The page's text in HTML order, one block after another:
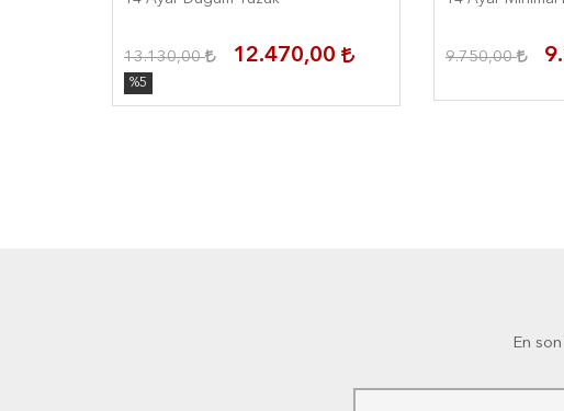
13.130,00 12.470,00
%5
9.750,00
En